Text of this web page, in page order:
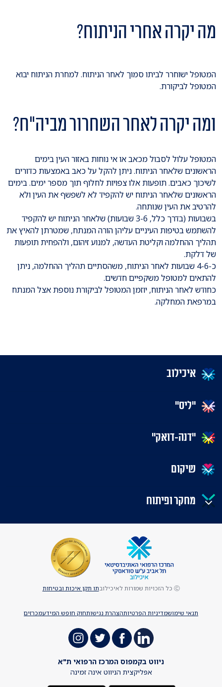
מה יקרה אחרי הניתוח?
המטופל ישוחרר לביתו סמוך לאחר הניתוח. למחרת הניתוח יבוא
המטופל לביקורת.
ומה יקרה לאחר השחרור מביה"ח?
המטופל עלול לסבול מכאב או אי נוחות באזור העין בימים
הראשונים שלאחר הניתוח. ניתן להקל על כאב באמצעות כדורים
לשיכוך כאבים. תופעות אלו צפויות לחלוף תוך מספר ימים. בימים
הראשונים שלאחר הניתוח יש להקפיד לא לשפשף את העין ולא
להרטיב את העין שנותחה.
בשבועות (בדרך כלל, 3-6 שבועות) שלאחר הניתוח יש להקפיד
להשתמש בטיפות העיניים עליהן הורה המנתח, שמטרתן להאיץ את
תהליך ההחלמה וקליטת העדשה, למנוע זיהום, ולהפחית תופעות
של דלקת.
כ-4-6 שבועות לאחר הניתוח, משהסתיים תהליך ההחלמה, ניתן
להתאים למטופל משקפיים חדשים.
כחודש לאחר הניתוח, יוזמן המטופל לביקורת נוספת אצל המנתח
במרפאת המחלקה.
איכילוב
"ליס"
"דנה-דואק"
שיקום
מחקר ופיתוח
תנאי שימושמדיניות הפרטיותהצהרת נגישותחוק חופש המידעמכרזים
Ⓒ כל הזכויות שמורות לאיכילוב תו תקן איכות ובטיחות
ניווט בקמפוס המרכז הרפואי ת"א
אפליקצית הניווט אינה זמינה